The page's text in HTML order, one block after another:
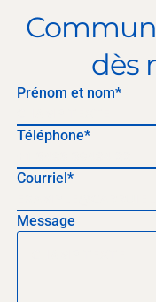
dès
Prénom et nom*
Téléphone*
Courriel*
Message